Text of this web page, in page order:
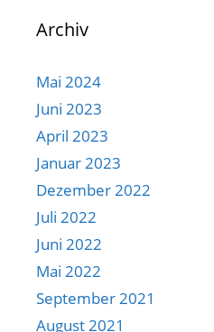
Archiv
Mai 2024
Juni 2023
April 2023
Januar 2023
Dezember 2022
Juli 2022
Juni 2022
Mai 2022
September 2021
August 2021